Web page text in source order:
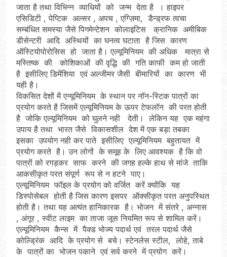
जाता है तथा विभिन्न व्याधियों को जन्म देता है । हाइपर
एसिडिटी , पेप्टिक अल्सर , अपच , एग्ज़िमा, डैन्ड्रफ त्वचा
सम्बंधित समस्या जैसे पिगमेन्टेशन कोलाइटिस क्रानिक अमीबिक
डीसेन्टरी आदि अस्थियों का घनत्व घटाता है जिस कारण
ऑस्टियोपोरोसिस हो जाता है। एल्यूमिनियम की अधिक मात्रा से
मस्तिष्क की कोशिकाओं की वृद्धि की गति काफी कम हो जाती
है इसीलिए डिमेंशिया एवं अल्जीमर जैसी बीमारियों का कारण भी
यही है।
विकसित देशों में एन्यूमिनियम के स्थान पर नॉन-स्टिक पात्रों का
प्रयोग करते है जिसमें एल्यूमिनियम के ऊपर टेफलॉन की परत होती
है जोकि एल्यूमिनियम को घुलने नही देती। लेकिन यह एक महंगा
उपाय है तथा भारत जैसे विकासशील देश में एक बड़ा तबका
इसका उपयोग नही कर पाते इसीलिए एल्यूमिनियम बहुतायत में
प्रयोग करते है। उन लोगों के समूह के लिए आवश्यक है कि वो
पात्रों को रगड़कर साफ करने की जगह हल्के हाथ से मांजे ताकि
आकसीकृत परत संपूर्ण रूप से न हटने पाए।
एल्यूमिनियम फॉइल के प्रयोग को वर्जित करें क्योंकि यह
डिस्पोसेबल होती है जिस कारण इसपर ऑक्सीकृत परत अनुपस्थित
होती है। तथा यह अत्यंत हानिकारक है। भोजन में संतरे , अन्नास
, अंगूर , स्वीट लाइम का ताजा जूस नियमित रूप से शामिल करें।
एल्यूमिनियम कैन्स में पैक्ड भोज्य पदार्थ एवं तरल पदार्थ जैसे
कोल्ड्रिंक आदि के प्रयोग से बचे। स्टेनलेस स्टील, लोहे, ताबे
के पात्रों का भोजन पकाने एवं सर्व करने में प्रयोग करें।